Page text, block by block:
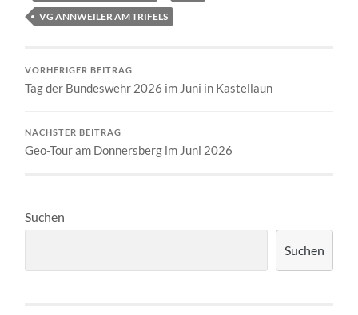
VG ANNWEILER AM TRIFELS
VORHERIGER BEITRAG
Tag der Bundeswehr 2026 im Juni in Kastellaun
NÄCHSTER BEITRAG
Geo-Tour am Donnersberg im Juni 2026
Suchen
Suchen